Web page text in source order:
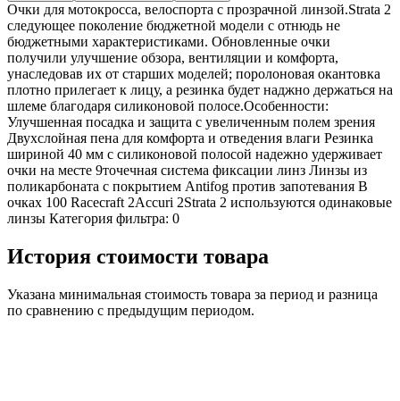
Очки для мотокросса, велоспорта с прозрачной линзой.Strata 2
следующее поколение бюджетной модели с отнюдь не
бюджетными характеристиками. Обновленные очки
получили улучшение обзора, вентиляции и комфорта,
унаследовав их от старших моделей; поролоновая окантовка
плотно прилегает к лицу, а резинка будет наджно держаться на
шлеме благодаря силиконовой полосе.Особенности:
Улучшенная посадка и защита с увеличенным полем зрения
Двухслойная пена для комфорта и отведения влаги Резинка
шириной 40 мм с силиконовой полосой надежно удерживает
очки на месте 9точечная система фиксации линз Линзы из
поликарбоната с покрытием Antifog против запотевания В
очках 100 Racecraft 2Accuri 2Strata 2 используются одинаковые
линзы Категория фильтра: 0
История стоимости товара
Указана минимальная стоимость товара за период и разница
по сравнению с предыдущим периодом.